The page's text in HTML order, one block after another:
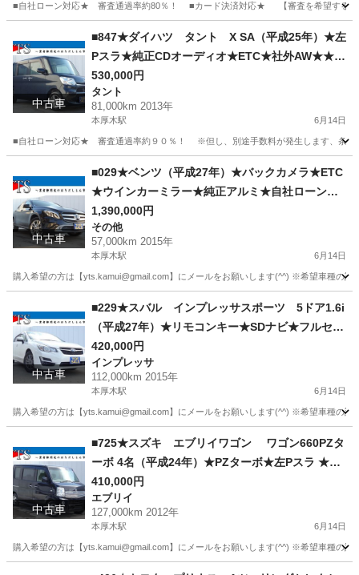
■自社ローン対応★ 審査通過率約80％！ ■カード決済対応★ 【審査を希望する方
本厚木駅 インプレッサ アイサイト
中古車
■847★ダイハツ タント X SA（平成25年）★左
Pスラ★純正CDオーディオ★ETC★社外AW★★自
社ローン★金利無し★通過率９０％★車体だけ販
売できる★来店不要で買える★リモート商談でき
る★神奈川県厚木市発★業者なので安心★カスタ
530,000円
タント
81,000km 2013年
本厚木駅 6月14日
■自社ローン対応★ 審査通過率約９０％！ ※但し、別途手数料が発生します、条件
本厚木駅 タント 車両
中古車
■029★ベンツ（平成27年）★バックカメラ★ETC
★ウインカーミラー★純正アルミ★自社ローン★
金利無し★通過率９０％★車体だけ販売できる★
来店不要で買える★リモート商談できる★神奈川
県厚木市発★業者なので安心★カスタムも車検も
1,390,000円
その他
57,000km 2015年
本厚木駅 6月14日
購入希望の方は【yts.kamui@gmail.com】にメールをお願いします(^^) ※希望車種
本厚木駅 その他 エンジン
中古車
■229★スバル インプレッサスポーツ 5ドア1.6i
（平成27年）★リモコンキー★SDナビ★フルセグ
★ヘッドライトレベライザー★キセノンヘッドラ
イト★ETC★トラクションコントロール★ドアバ
イザー★フロアマット★社外AW★自社ローン★金
厚木市発★業者なので安心★カスタムも車検もで
きます★
420,000円
インプレッサ
112,000km 2015年
本厚木駅 6月14日
購入希望の方は【yts.kamui@gmail.com】にメールをお願いします(^^) ※希望車種
本厚木駅 インプレッサ ドアバイザー
中古車
■725★スズキ エブリイワゴン ワゴン660PZタ
ーボ 4名（平成24年）★PZターボ★左Pスラ ★SD
ナビ★ ワンセグ★ ETC★ フォグ ★純AW★自社ロ
ーン★金利無し★通過率９０％★車体だけ販売で
きる★来店不要で買える★リモート商談できる★
410,000円
エブリイ
127,000km 2012年
本厚木駅 6月14日
購入希望の方は【yts.kamui@gmail.com】にメールをお願いします(^^) ※希望車種
本厚木駅 エブリイ